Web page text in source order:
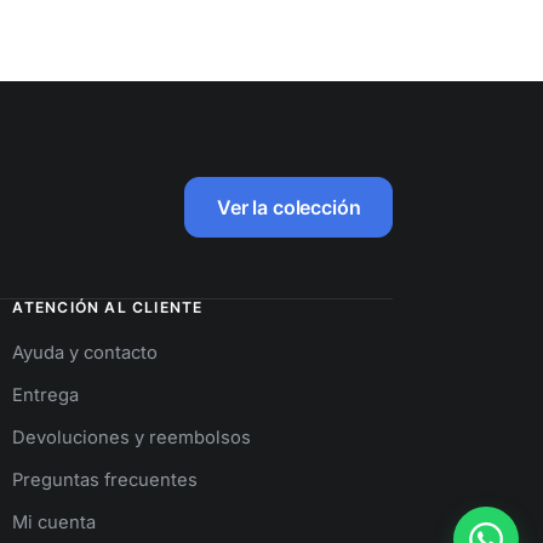
Ver la colección
ATENCIÓN AL CLIENTE
Ayuda y contacto
Entrega
Devoluciones y reembolsos
Preguntas frecuentes
Mi cuenta